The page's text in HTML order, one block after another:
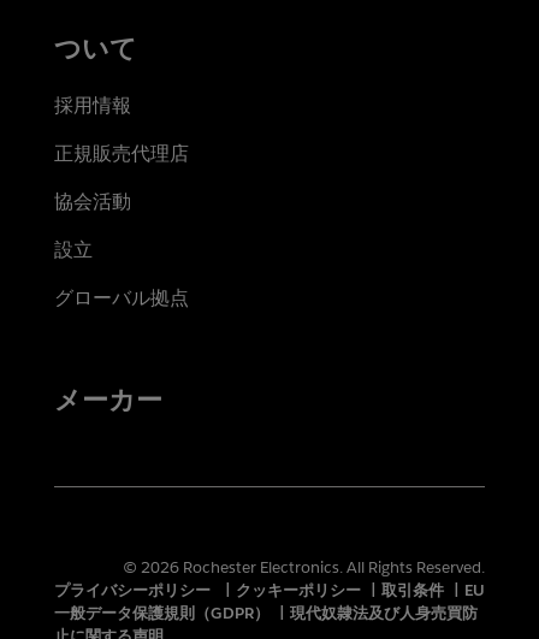
ついて
採用情報
正規販売代理店
協会活動
設立
グローバル拠点
メーカー
© 2026 Rochester Electronics. All Rights Reserved.
プライバシーポリシー
クッキーポリシー 取引条件
EU
一般データ保護規則（GDPR）
現代奴隷法及び人身売買防